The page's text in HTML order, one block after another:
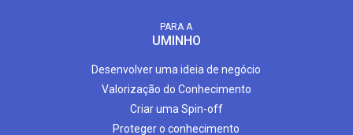
PARA A
UMINHO
Desenvolver uma ideia de negócio
Valorização do Conhecimento
Criar uma Spin-off
Proteger o conhecimento